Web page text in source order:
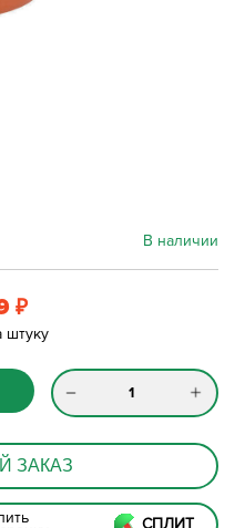
В наличии
₽
штуку
ЗАКАЗ